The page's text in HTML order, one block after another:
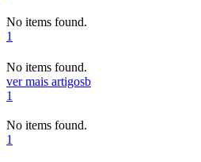
No items found.
1
No items found.
ver mais artigosb
1
No items found.
1